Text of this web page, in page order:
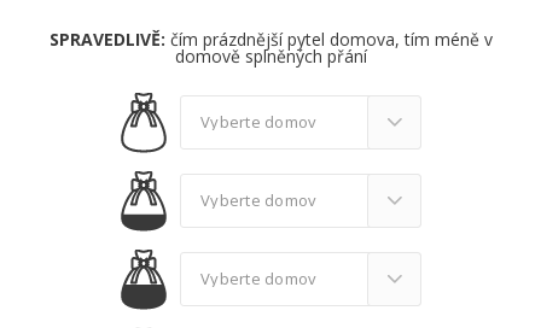
SPRAVEDLIVĚ: čím prázdnější pytel domova, tím méně v
domově splněných přání